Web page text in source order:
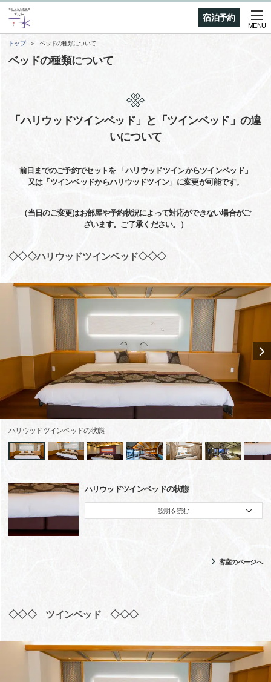
宿泊予約
MENU
トップ ベッドの種類について
ベッドの種類について
「ハリウッドツインベッド」と「ツインベッド」の違
いについて
前日までのご予約でセットを 「ハリウッドツインからツインベッド」
又は「ツインベッドからハリウッドツイン」に変更が可能です。
（当日のご変更はお部屋や予約状況によって対応ができない場合がご
ざいます。ご了承ください。）
◇◇◇ハリウッドツインベッド◇◇◇
ハリウッドツインベッドの状態
ハリウッドツインベッドの状態
説明を読む
客室のページへ
◇◇◇ ツインベッド ◇◇◇